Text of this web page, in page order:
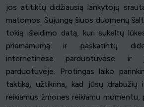
jos atitiktų didžiausią lankytojų
matomos. Sujungę šiuos duomenų
tokią išleidimo datą, kuri sukeltų
prieinamumą ir paskatintų
internetinėse parduotuvėse ir
parduotuvėje. Protingas laiko
taktiką, užtikrina, kad jūsų drabužių
reikiamus žmones reikiamu momentu,